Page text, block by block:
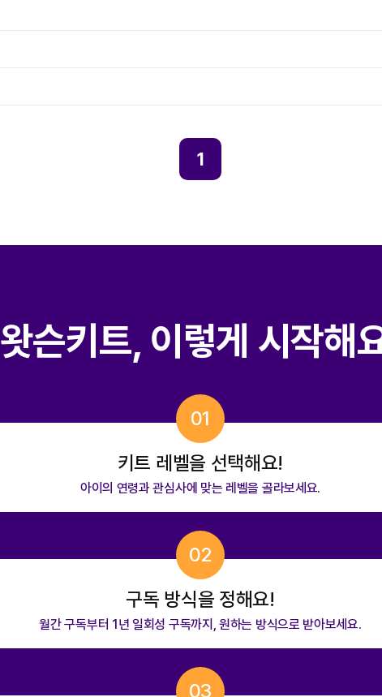
1
왓슨키트, 이렇게 시작해
01
키트 레벨을 선택해요!
아이의 연령과 관심사에 맞는 레벨을 골라보세요.
02
구독 방식을 정해요!
월간 구독부터 1년 일회성 구독까지, 원하는 방식으로 받아보세요.
03